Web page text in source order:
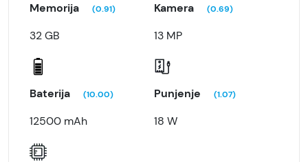
Memorija (0.91)
32 GB
Kamera (0.69)
13 MP
Baterija (10.00)
12500 mAh
Punjenje (1.07)
18 W